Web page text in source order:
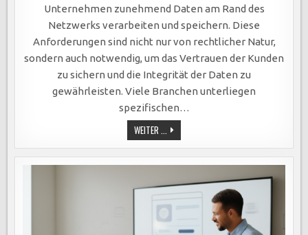
Unternehmen zunehmend Daten am Rand des
Netzwerks verarbeiten und speichern. Diese
Anforderungen sind nicht nur von rechtlicher Natur,
sondern auch notwendig, um das Vertrauen der Kunden
zu sichern und die Integrität der Daten zu
gewährleisten. Viele Branchen unterliegen
spezifischen…
WEITER ... COMPLIANCE-
ANFORDERUNGEN
IM
EDGE
COMPUTING:
ZU
DATENSCHUTZ,
KUNDENTRUST
UND
INTEGRER
DATENVERARBEITUNG